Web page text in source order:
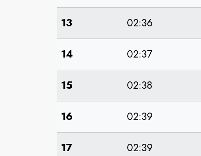
13 02:36
14 02:37
15 02:38
16 02:39
17 02:39